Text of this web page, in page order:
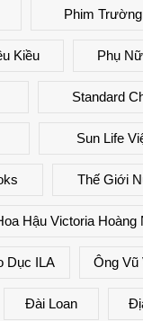
Phim
Kiều Phụ
Standard
Sun Life
Thế Giới
Hậu Victoria Hoàng
Dục ILA Ông Vũ
Đài Loan